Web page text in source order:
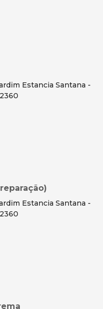
Estancia Santana -
Estancia Santana -